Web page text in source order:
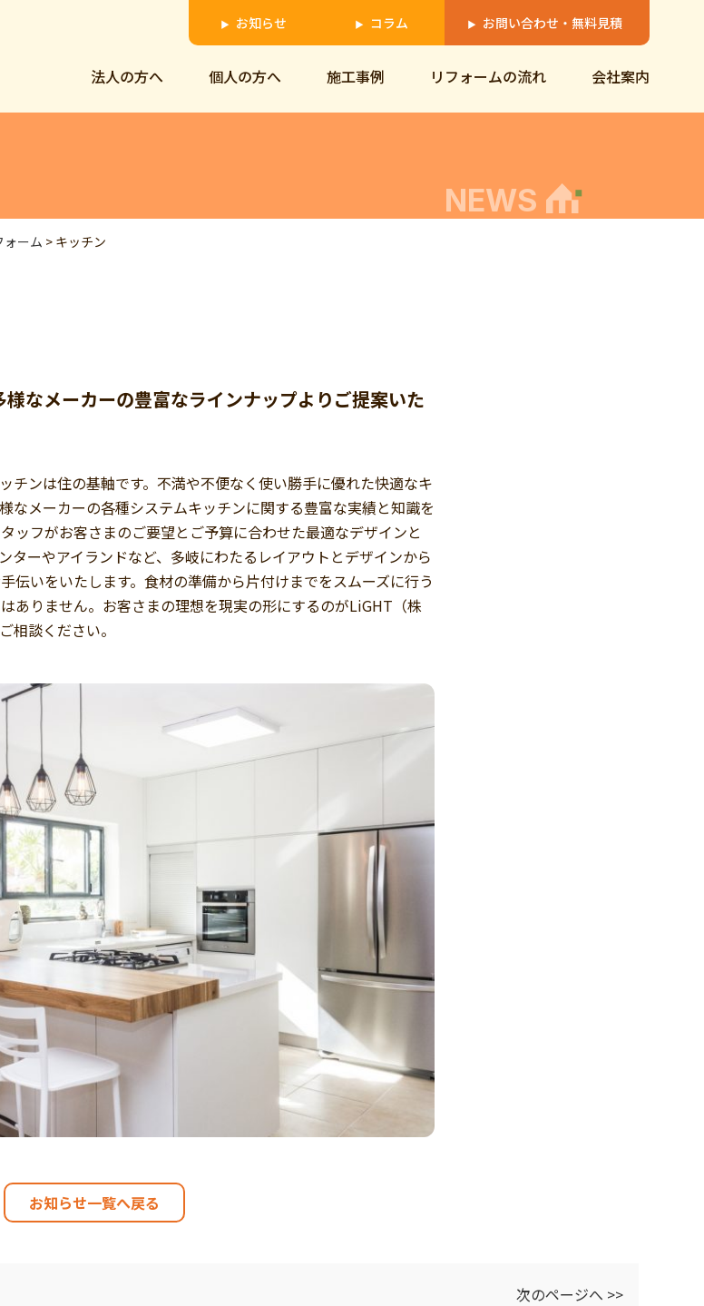
▶ お知らせ ▶ コラム ▶ お問い合わせ・無料見積
法人の方へ 個人の方へ 施工事例 リフォームの流れ 会社案内
NEWS
ォーム > キッチン
なメーカーの豊富なラインナップよりご提案いた
チンは住の基軸です。不満や不便なく使い勝手に優れた快適なキ
なメーカーの各種システムキッチンに関する豊富な実績と知識を
ッフがお客さまのご要望とご予算に合わせた最適なデザインと
ターやアイランドなど、多岐にわたるレイアウトとデザインから
伝いをいたします。食材の準備から片付けまでをスムーズに行う
ありません。お客さまの理想を現実の形にするのがLiGHT（株
相談ください。
お知らせ一覧へ戻る
次のページへ >>